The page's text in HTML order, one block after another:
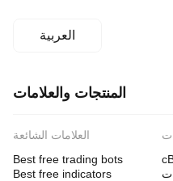
العربية
المنتجات والعلامات
العلامات الشائعة
Best free trading bots
Best free indicators